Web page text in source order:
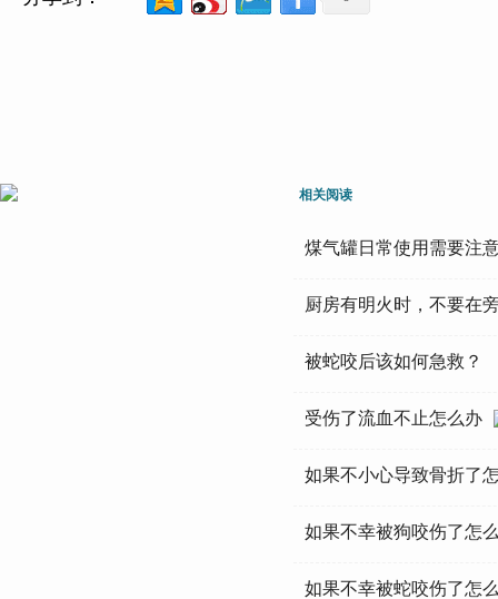
相关阅读
煤气罐日常使用需要注
厨房有明火时，不要在
被蛇咬后该如何急救？
受伤了流血不止怎么办
如果不小心导致骨折了
如果不幸被狗咬伤了怎
如果不幸被蛇咬伤了怎